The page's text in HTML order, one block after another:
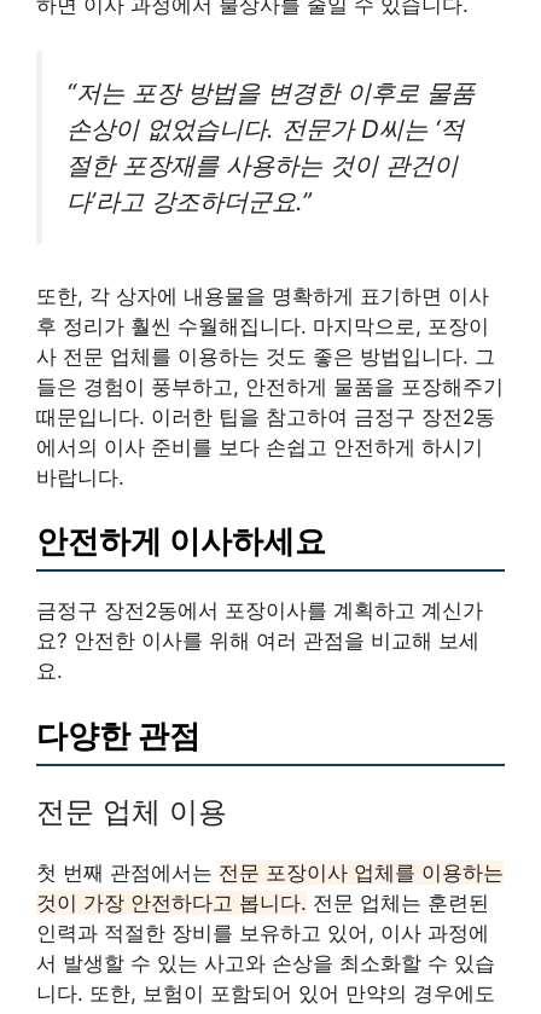
“저는 포장 방법을 변경한 이후로 물품
손상이 없었습니다. 전문가 D씨는 ‘적
절한 포장재를 사용하는 것이 관건이
다’라고 강조하더군요.”
또한, 각 상자에 내용물을 명확하게 표기하면 이사
후 정리가 훨씬 수월해집니다. 마지막으로, 포장이
사 전문 업체를 이용하는 것도 좋은 방법입니다. 그
들은 경험이 풍부하고, 안전하게 물품을 포장해주기
때문입니다. 이러한 팁을 참고하여 금정구 장전2동
에서의 이사 준비를 보다 손쉽고 안전하게 하시기
바랍니다.
안전하게 이사하세요
금정구 장전2동에서 포장이사를 계획하고 계신가
요? 안전한 이사를 위해 여러 관점을 비교해 보세
요.
다양한 관점
전문 업체 이용
첫 번째 관점에서는 전문 포장이사 업체를 이용하는
것이 가장 안전하다고 봅니다. 전문 업체는 훈련된
인력과 적절한 장비를 보유하고 있어, 이사 과정에
서 발생할 수 있는 사고와 손상을 최소화할 수 있습
니다. 또한, 보험이 포함되어 있어 만약의 경우에도